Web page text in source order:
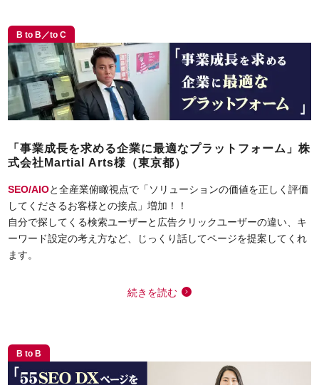
B to B／to C
「事業成長を求める企業に最適なプラットフォーム」株
式会社Martial Arts様（東京都）
SEO/AIOと全産業俯瞰視点で「ソリューションの価値を正しく評価
してくださるお客様との接点」増加！！
自分で探してくる検索ユーザーと広告クリックユーザーの違い、キ
ーワード設定の考え方など、じっくり話してページを提案してくれ
ます。
続きを読む
B to B